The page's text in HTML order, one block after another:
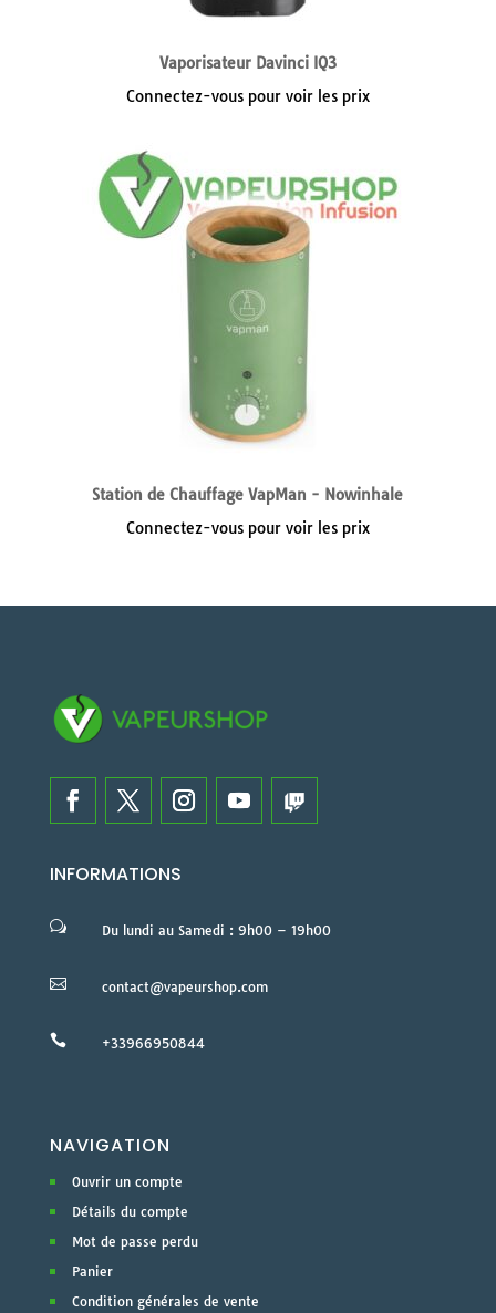
Vaporisateur Davinci IQ3
Connectez-vous pour voir les prix
Station de Chauffage VapMan - Nowinhale
Connectez-vous pour voir les prix
INFORMATIONS
w Du lundi au Samedi : 9h00 – 19h00
 contact@vapeurshop.com
 +33966950844
NAVIGATION
Ouvrir un compte
Détails du compte
Mot de passe perdu
Panier
Condition générales de vente